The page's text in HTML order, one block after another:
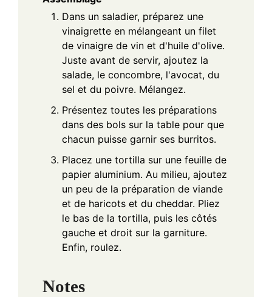
Dans un saladier, préparez une
vinaigrette en mélangeant un filet
de vinaigre de vin et d'huile d'olive.
Juste avant de servir, ajoutez la
salade, le concombre, l'avocat, du
sel et du poivre. Mélangez.
Présentez toutes les préparations
dans des bols sur la table pour que
chacun puisse garnir ses burritos.
Placez une tortilla sur une feuille de
papier aluminium. Au milieu, ajoutez
un peu de la préparation de viande
et de haricots et du cheddar. Pliez
le bas de la tortilla, puis les côtés
gauche et droit sur la garniture.
Enfin, roulez.
Notes